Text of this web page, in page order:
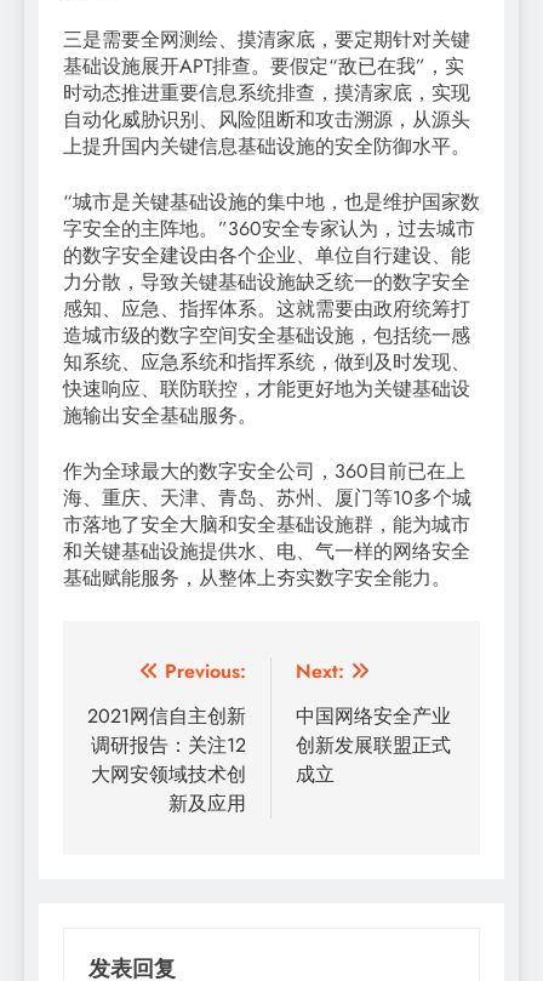
三是需要全网测绘、摸清家底，要定期针对关键
基础设施展开APT排查。要假定“敌已在我”，实
时动态推进重要信息系统排查，摸清家底，实现
自动化威胁识别、风险阻断和攻击溯源，从源头
上提升国内关键信息基础设施的安全防御水平。
“城市是关键基础设施的集中地，也是维护国家数
字安全的主阵地。”360安全专家认为，过去城市
的数字安全建设由各个企业、单位自行建设、能
力分散，导致关键基础设施缺乏统一的数字安全
感知、应急、指挥体系。这就需要由政府统筹打
造城市级的数字空间安全基础设施，包括统一感
知系统、应急系统和指挥系统，做到及时发现、
快速响应、联防联控，才能更好地为关键基础设
施输出安全基础服务。
作为全球最大的数字安全公司，360目前已在上
海、重庆、天津、青岛、苏州、厦门等10多个城
市落地了安全大脑和安全基础设施群，能为城市
和关键基础设施提供水、电、气一样的网络安全
基础赋能服务，从整体上夯实数字安全能力。
章
导
Previous:
2021网信自主创新
调研报告：关注12
大网安领域技术创
新及应用
Next:
中国网络安全产业
创新发展联盟正式
成立
发表回复